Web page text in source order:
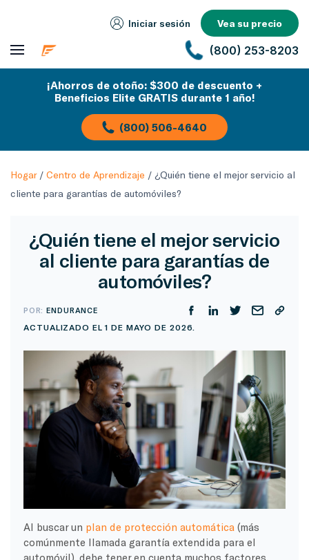
Iniciar sesión Vea su precio
(800) 253-8203
¡Ahorros de otoño: $300 de descuento +
Beneficios Elite GRATIS durante 1 año!
(800) 506-4640
Hogar/ Centro de Aprendizaje / ¿Quién tiene el mejor servicio al
cliente para garantías de automóviles?
¿Quién tiene el mejor servicio
al cliente para garantías de
automóviles?
POR:ENDURANCE
ACTUALIZADO EL 1 DE MAYO DE 2026.
Al buscar un plan de protección automática (más
comúnmente llamada garantía extendida para el
automóvil), debe tener en cuenta muchos factores.